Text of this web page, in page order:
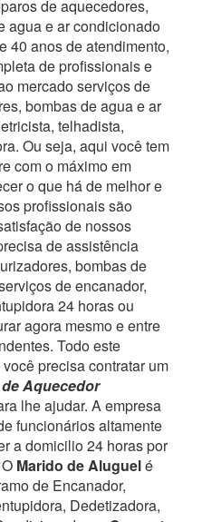
de aquecedores,
agua e ar condicionado
40 anos de atendimento,
de profissionais e
mercado serviços de
bombas de agua e ar
telhadista,
Ou seja, aqui você tem
com o máximo em
o que há de melhor e
profissionais são
de nossos
de assistência
bombas de
de encanador,
24 horas ou
agora mesmo e entre
Todo este
precisa contratar um
Aquecedor
lhe ajudar. A empresa
funcionários altamente
a domicilio 24 horas por
O Marido de Aluguelé
de Encanador,
Dedetizadora,